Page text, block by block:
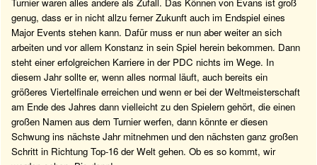
genug, dass er in nicht allzu ferner Zukunft auch im Endspiel eines
Major Events stehen kann. Dafür muss er nun aber weiter an sich
arbeiten und vor allem Konstanz in sein Spiel herein bekommen. Dann
steht einer erfolgreichen Karriere in der PDC nichts im Wege. In
diesem Jahr sollte er, wenn alles normal läuft, auch bereits ein
größeres Viertelfinale erreichen und wenn er bei der Weltmeisterschaft
am Ende des Jahres dann vielleicht zu den Spielern gehört, die einen
großen Namen aus dem Turnier werfen, dann könnte er diesen
Schwung ins nächste Jahr mitnehmen und den nächsten ganz großen
Schritt in Richtung Top-16 der Welt gehen. Ob es so kommt, wir